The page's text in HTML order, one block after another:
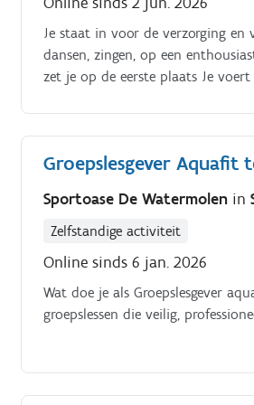
Je staat in voor de verzorging
dansen, zingen, op een
zet je op de eerste plaats Je
Groepslesgever Aquafit
Sportoase De Watermolen in
Zelfstandige activiteit
Online sinds 6 jan. 2026
Wat doe je als Groepslesgever
groepslessen die veilig,